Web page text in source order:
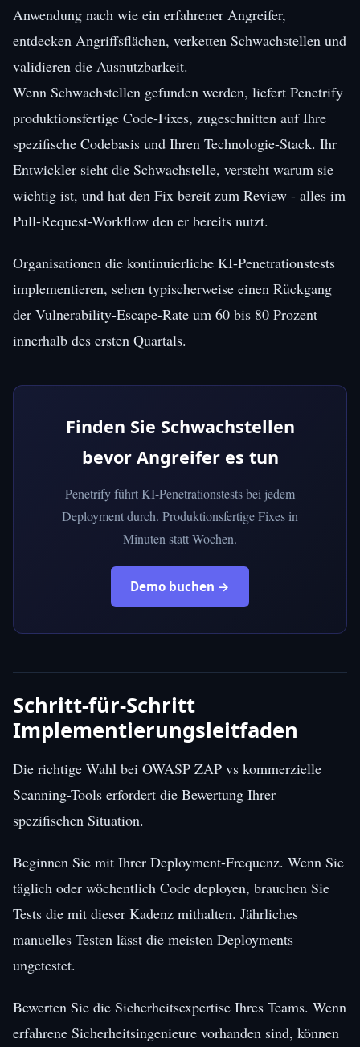
Anwendung nach wie ein erfahrener Angreifer,
entdecken Angriffsflächen, verketten Schwachstellen und
validieren die Ausnutzbarkeit.
Wenn Schwachstellen gefunden werden, liefert Penetrify
produktionsfertige Code-Fixes, zugeschnitten auf Ihre
spezifische Codebasis und Ihren Technologie-Stack. Ihr
Entwickler sieht die Schwachstelle, versteht warum sie
wichtig ist, und hat den Fix bereit zum Review - alles im
Pull-Request-Workflow den er bereits nutzt.
Organisationen die kontinuierliche KI-Penetrationstests
implementieren, sehen typischerweise einen Rückgang
der Vulnerability-Escape-Rate um 60 bis 80 Prozent
innerhalb des ersten Quartals.
Finden Sie Schwachstellen
bevor Angreifer es tun
Penetrify führt KI-Penetrationstests bei jedem
Deployment durch. Produktionsfertige Fixes in
Minuten statt Wochen.
Demo buchen →
Schritt-für-Schritt
Implementierungsleitfaden
Die richtige Wahl bei OWASP ZAP vs kommerzielle
Scanning-Tools erfordert die Bewertung Ihrer
spezifischen Situation.
Beginnen Sie mit Ihrer Deployment-Frequenz. Wenn Sie
täglich oder wöchentlich Code deployen, brauchen Sie
Tests die mit dieser Kadenz mithalten. Jährliches
manuelles Testen lässt die meisten Deployments
ungetestet.
Bewerten Sie die Sicherheitsexpertise Ihres Teams. Wenn
erfahrene Sicherheitsingenieure vorhanden sind, können